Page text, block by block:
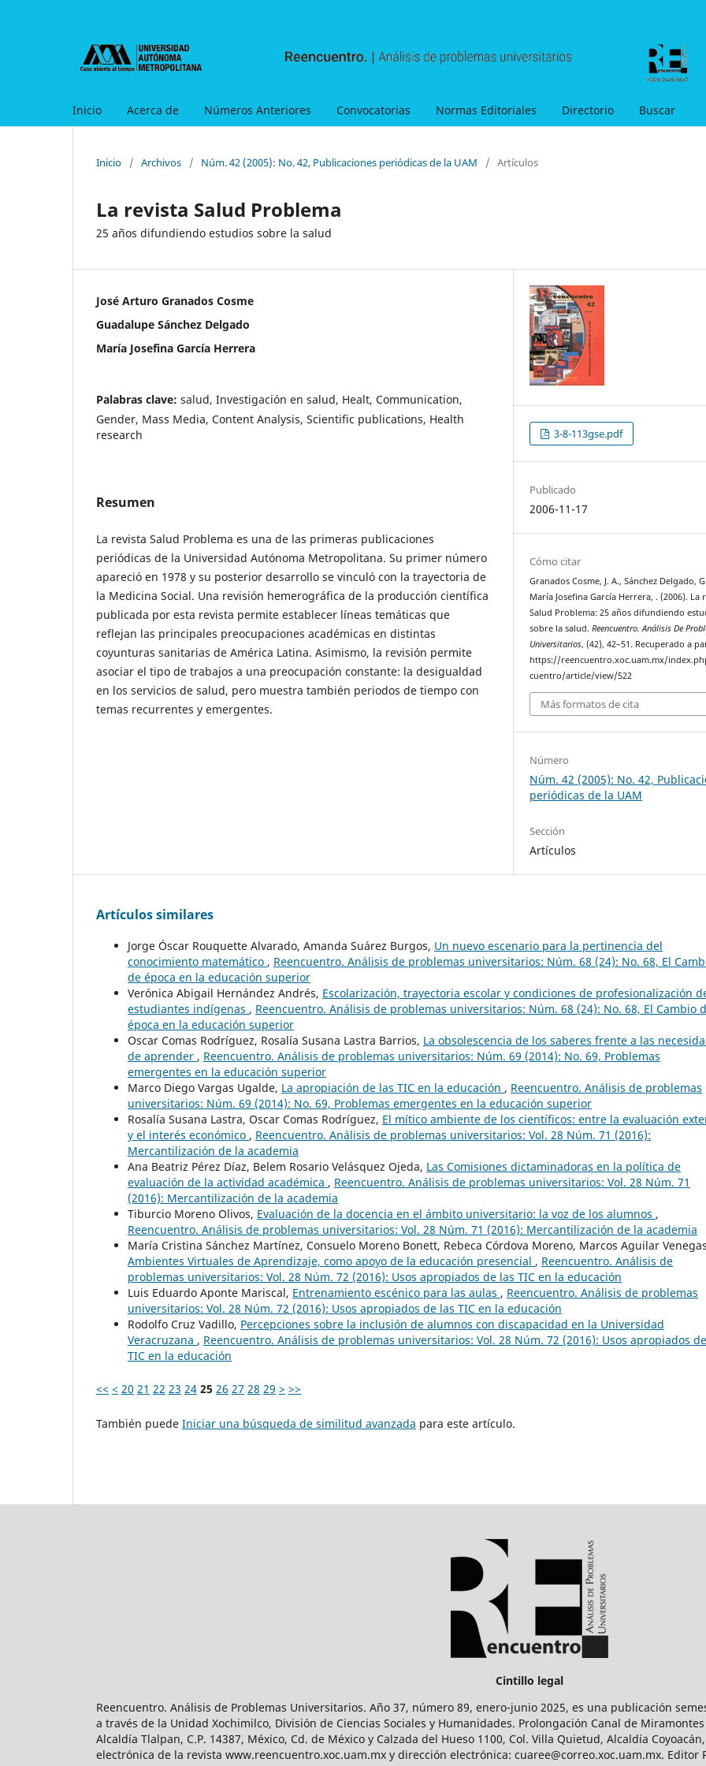
Inicio Acerca de Números Anteriores Convocatorias Normas Editoriales Directorio Buscar
Inicio / Archivos / Núm. 42 (2005): No. 42, Publicaciones periódicas de la UAM / Artículos
La revista Salud Problema
25 años difundiendo estudios sobre la salud
José Arturo Granados Cosme
Guadalupe Sánchez Delgado
María Josefina García Herrera
Palabras clave: salud, Investigación en salud, Healt, Communication,
Gender, Mass Media, Content Analysis, Scientific publications, Health
research
Resumen
La revista Salud Problema es una de las primeras publicaciones
periódicas de la Universidad Autónoma Metropolitana. Su primer número
apareció en 1978 y su posterior desarrollo se vinculó con la trayectoria de
la Medicina Social. Una revisión hemerográfica de la producción científica
publicada por esta revista permite establecer líneas temáticas que
reflejan las principales preocupaciones académicas en distintas
coyunturas sanitarias de América Latina. Asimismo, la revisión permite
asociar el tipo de trabajos a una preocupación constante: la desigualdad
en los servicios de salud, pero muestra también periodos de tiempo con
temas recurrentes y emergentes.
3-8-113gse.pdf
Publicado
2006-11-17
Cómo citar
Granados Cosme, J. A., Sánchez Delgado,
María Josefina García Herrera, . (2006). La
Salud Problema: 25 años difundiendo
sobre la salud.Reencuentro. Análisis De
Universitarios, (42), 42–51. Recuperado a
https://reencuentro.xoc.uam.mx/
cuentro/article/view/522
Más formatos de cita
Número
Núm. 42 (2005): No. 42,
periódicas de la UAM
Sección
Artículos
Artículos similares
Jorge Óscar Rouquette Alvarado, Amanda Suárez Burgos, Un nuevo escenario para la pertinencia del
conocimiento matemático , Reencuentro. Análisis de problemas universitarios: Núm. 68 (24): No. 68, El
de época en la educación superior
Verónica Abigail Hernández Andrés, Escolarización, trayectoria escolar y condiciones de profesionalización
estudiantes indígenas , Reencuentro. Análisis de problemas universitarios: Núm. 68 (24): No. 68, El Cambio
época en la educación superior
Oscar Comas Rodríguez, Rosalía Susana Lastra Barrios, La obsolescencia de los saberes frente a las
de aprender , Reencuentro. Análisis de problemas universitarios: Núm. 69 (2014): No. 69, Problemas
emergentes en la educación superior
Marco Diego Vargas Ugalde, La apropiación de las TIC en la educación , Reencuentro. Análisis de problemas
universitarios: Núm. 69 (2014): No. 69, Problemas emergentes en la educación superior
Rosalía Susana Lastra, Oscar Comas Rodríguez, El mítico ambiente de los científicos: entre la evaluación
y el interés económico , Reencuentro. Análisis de problemas universitarios: Vol. 28 Núm. 71 (2016):
Mercantilización de la academia
Ana Beatriz Pérez Díaz, Belem Rosario Velásquez Ojeda, Las Comisiones dictaminadoras en la política de
evaluación de la actividad académica , Reencuentro. Análisis de problemas universitarios: Vol. 28 Núm. 71
(2016): Mercantilización de la academia
Tiburcio Moreno Olivos, Evaluación de la docencia en el ámbito universitario: la voz de los alumnos ,
Reencuentro. Análisis de problemas universitarios: Vol. 28 Núm. 71 (2016): Mercantilización de la academia
María Cristina Sánchez Martínez, Consuelo Moreno Bonett, Rebeca Córdova Moreno, Marcos Aguilar
Ambientes Virtuales de Aprendizaje, como apoyo de la educación presencial , Reencuentro. Análisis de
problemas universitarios: Vol. 28 Núm. 72 (2016): Usos apropiados de las TIC en la educación
Luis Eduardo Aponte Mariscal, Entrenamiento escénico para las aulas , Reencuentro. Análisis de problemas
universitarios: Vol. 28 Núm. 72 (2016): Usos apropiados de las TIC en la educación
Rodolfo Cruz Vadillo, Percepciones sobre la inclusión de alumnos con discapacidad en la Universidad
Veracruzana , Reencuentro. Análisis de problemas universitarios: Vol. 28 Núm. 72 (2016): Usos apropiados
TIC en la educación
<< < 20 21 22 23 24 25 26 27 28 29 > >>
También puede Iniciar una búsqueda de similitud avanzada para este artículo.
Cintillo legal
Reencuentro. Análisis de Problemas Universitarios. Año 37, número 89, enero-junio 2025, es una publicación
a través de la Unidad Xochimilco, División de Ciencias Sociales y Humanidades. Prolongación Canal de Miramontes
Alcaldía Tlalpan, C.P. 14387, México, Cd. de México y Calzada del Hueso 1100, Col. Villa Quietud, Alcaldía
electrónica de la revista www.reencuentro.xoc.uam.mx y dirección electrónica: cuaree@correo.xoc.uam.mx. Editor